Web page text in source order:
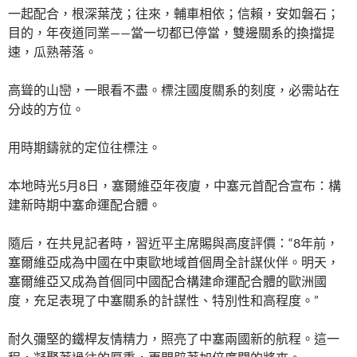
一起配合，根深葉茂；往來，輔車相依；信賴，安如磐石；
目的，年夜道同業——當一切都已停當，雙邊關系的換擋提
速，瓜熟蒂落。
高聳的山巒，一眼看不盡。標注國度關系的刻度，必需站在
分歧的方位。
用時期鑄就的定位往標注。
本地時光5月8日，塞爾維亞年夜廈，中塞元首配合宣布：構
建新時期中塞命運配合體。
隨后，在共見記者時，習近平主席賜與高度評價：“8年前，
塞爾維亞成為中國在中東歐地域首個周全計謀伙伴。明天，
塞爾維亞又成為首個同中國配合構建命運配合體的歐洲國
度，充足表現了中塞關系的計謀性、特別性和高程度。”
耐久彌堅的鐵桿友情精力，照亮了中塞兩國新的航程。這一